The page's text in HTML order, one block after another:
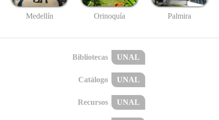
Medellín Orinoquía Palmira
Bibliotecas UNAL
Catálogo UNAL
Recursos UNAL